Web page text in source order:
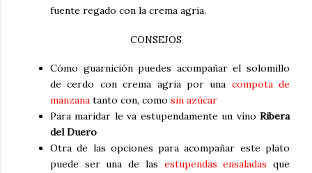
fuente regado con la crema agria.
CONSEJOS
Cómo guarnición puedes acompañar el solomillo
de cerdo con crema agria por una compota de
manzana tanto con, como sin azúcar
Para maridar le va estupendamente un vino Ribera
del Duero
Otra de las opciones para acompañar este plato
puede ser una de las estupendas ensaladas que